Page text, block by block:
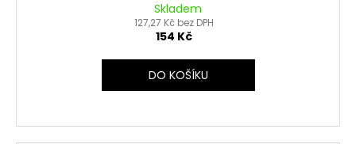
Skladem
127,27 Kč bez DPH
154 Kč
DO KOŠÍKU